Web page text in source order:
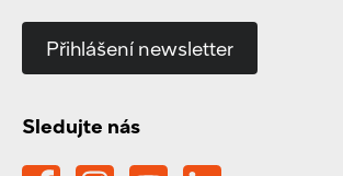
Přihlášení newsletter
Sledujte nás